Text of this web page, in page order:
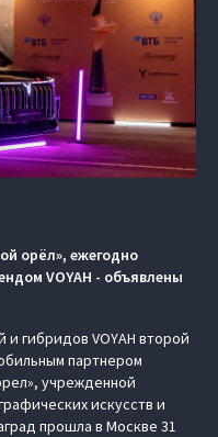
орёл», ежегодно
VOYAH - объявлены
гибридов VOYAH второй
партнером
учрежденной
искусств и
прошла в Москве 31